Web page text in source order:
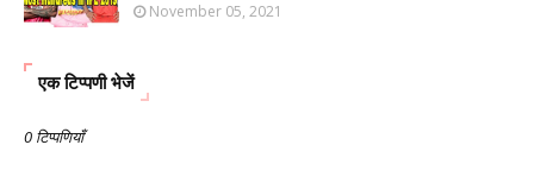
November 05, 2021
एक टिप्पणी भेजें
0 टिप्पणियाँ